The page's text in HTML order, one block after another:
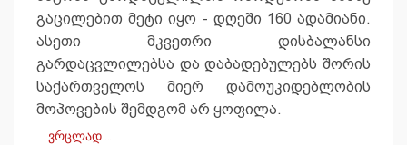
გაცილებით მეტი იყო - დღეში 160 ადამიანი.
ასეთი მკვეთრი დისბალანსი
გარდაცვლილებსა და დაბადებულებს შორის
საქართველოს მიერ დამოუკიდებლობის
მოპოვების შემდგომ არ ყოფილა.
ვრცლად …